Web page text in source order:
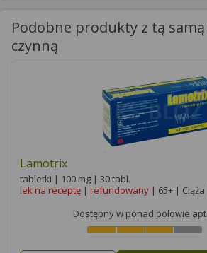
Podobne produkty z tą
czynną
Lamotrix
tabletki | 100 mg | 30 tabl.
lek na receptę | refundowany | 65+ |
Dostępny w ponad połowie